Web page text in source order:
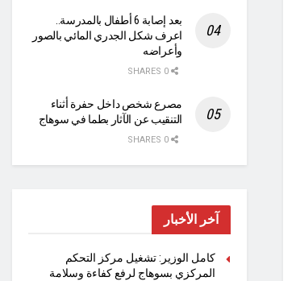
بعد إصابة 6 أطفال بالمدرسة..
اعرف شكل الجدري المائي بالصور
وأعراضه
مصرع شخص داخل حفرة أثناء
التنقيب عن الآثار بطما في سوهاج
آخر الأخبار
كامل الوزير: تشغيل مركز التحكم
المركزي بسوهاج لرفع كفاءة وسلامة